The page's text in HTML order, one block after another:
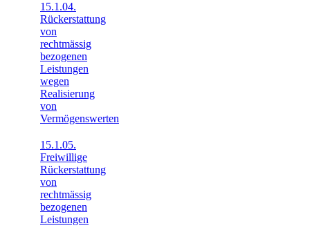
15.1.04.
Rückerstattung
von
rechtmässig
bezogenen
Leistungen
wegen
Realisierung
von
Vermögenswerten
15.1.05.
Freiwillige
Rückerstattung
von
rechtmässig
bezogenen
Leistungen